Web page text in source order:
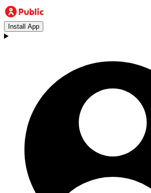
Install App